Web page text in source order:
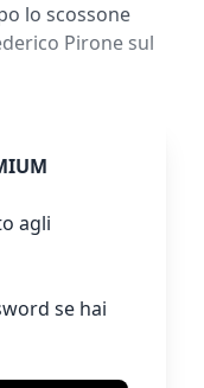
lo scossone
Pirone sul
agli
se hai